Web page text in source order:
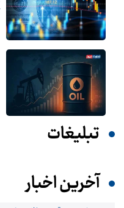
تبلیغات
آخرین اخبار